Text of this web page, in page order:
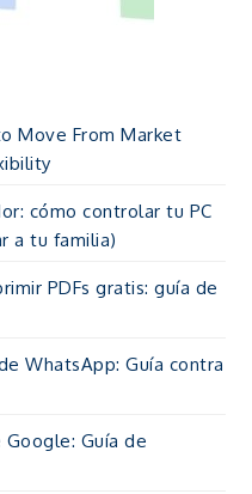
Move From Market
cómo controlar tu PC
a tu familia)
PDFs gratis: guía de
WhatsApp: Guía contra
Guía de